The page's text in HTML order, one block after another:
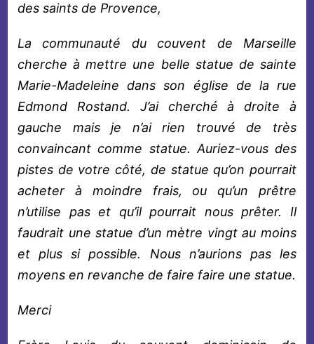
des saints de Provence,
La communauté du couvent de Marseille
cherche à mettre une belle statue de sainte
Marie-Madeleine dans son église de la rue
Edmond Rostand. J’ai cherché à droite à
gauche mais je n’ai rien trouvé de très
convaincant comme statue. Auriez-vous des
pistes de votre côté, de statue qu’on pourrait
acheter à moindre frais, ou qu’un prêtre
n’utilise pas et qu’il pourrait nous prêter. Il
faudrait une statue d’un mètre vingt au moins
et plus si possible. Nous n’aurions pas les
moyens en revanche de faire faire une statue.
Merci